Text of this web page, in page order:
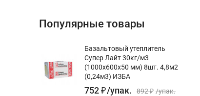
Популярные товары
Базальтовый утеплитель
Супер Лайт 30кг/м3
(1000х600х50 мм) 8шт. 4,8м2
(0,24м3) ИЗБА
752₽/упак. 892₽ /упак.